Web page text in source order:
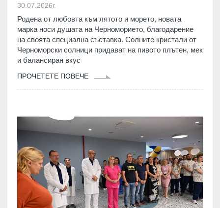
30.07.2026г.
Родена от любовта към лятото и морето, новата
марка носи душата на Черноморието, благодарение
на своята специална съставка. Солните кристали от
Черноморски солници придават на пивото плътен, мек
и балансиран вкус
ПРОЧЕТЕТЕ ПОВЕЧЕ